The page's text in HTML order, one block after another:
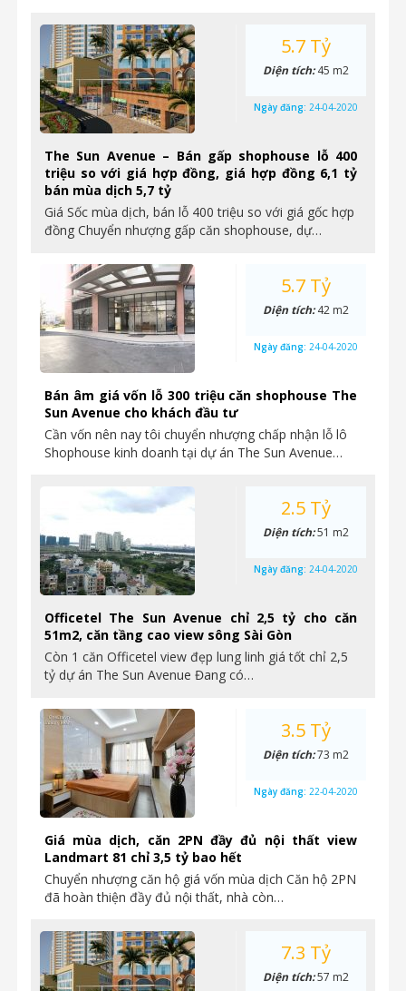
The Sun Avenue – Bán gấp shophouse lỗ 400
triệu so với giá hợp đồng, giá hợp đồng 6,1 tỷ
bán mùa dịch 5,7 tỷ
Giá Sốc mùa dịch, bán lỗ 400 triệu so với giá gốc hợp
đồng Chuyển nhượng gấp căn shophouse, dự…
5.7 Tỷ
Diện tích:45 m2
Ngày đăng: 24-04-2020
Bán âm giá vốn lỗ 300 triệu căn shophouse The
Sun Avenue cho khách đầu tư
Cần vốn nên nay tôi chuyển nhượng chấp nhận lỗ lô
Shophouse kinh doanh tại dự án The Sun Avenue…
5.7 Tỷ
Diện tích:42 m2
Ngày đăng: 24-04-2020
Officetel The Sun Avenue chỉ 2,5 tỷ cho căn
51m2, căn tầng cao view sông Sài Gòn
Còn 1 căn Officetel view đẹp lung linh giá tốt chỉ 2,5
tỷ dự án The Sun Avenue Đang có…
2.5 Tỷ
Diện tích:51 m2
Ngày đăng: 24-04-2020
Giá mùa dịch, căn 2PN đầy đủ nội thất view
Landmart 81 chỉ 3,5 tỷ bao hết
Chuyển nhượng căn hộ giá vốn mùa dịch Căn hộ 2PN
đã hoàn thiện đầy đủ nội thất, nhà còn…
3.5 Tỷ
Diện tích:73 m2
Ngày đăng: 22-04-2020
7.3 Tỷ
Diện tích:57 m2